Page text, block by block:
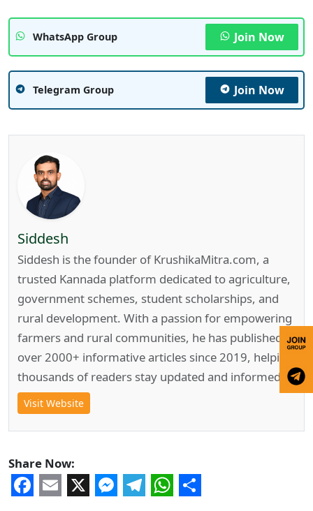
WhatsApp Group Join Now
Telegram Group Join Now
Siddesh
Siddesh is the founder of KrushikaMitra.com, a
trusted Kannada platform dedicated to agriculture,
government schemes, student scholarships, and
rural development. With a passion for empowering
farmers and rural communities, he has published
over 2000+ informative articles since 2019, helping
thousands of readers stay updated and informed.
Visit Website
Share Now: